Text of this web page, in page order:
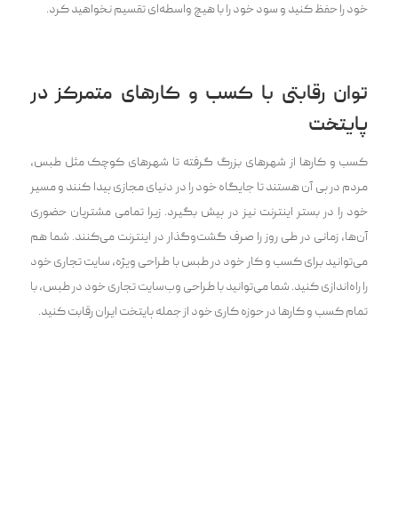
خود را حفظ کنید و سود خود را با هیچ واسطه‌ای تقسیم نخواهید کرد.
توان رقابتی با کسب و کارهای متمرکز در
پایتخت
کسب و کارها از شهرهای بزرگ گرفته تا شهرهای کوچک مثل طبس،
مردم در پی آن هستند تا جایگاه خود را در دنیای مجازی پیدا کنند و مسیر
خود را در بستر اینترنت نیز در پیش بگیرد. زیرا تمامی مشتریان حضوری
آن‌ها، زمانی در طی روز را صرف گشت‌وگذار در اینترنت می‌کنند. شما هم
می‌توانید برای کسب و کار خود در طبس با طراحی ویژه، سایت تجاری خود
را راه‌اندازی کنید. شما می‌توانید با طراحی وب‌سایت تجاری خود در طبس، با
تمام کسب و کار‌ها در حوزه کاری خود از جمله پایتخت ایران رقابت کنید.